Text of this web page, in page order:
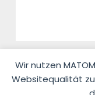
Wir nutzen
Websitequalität zu